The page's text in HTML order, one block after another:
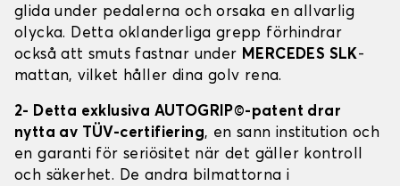
glida under pedalerna och orsaka en allvarlig
olycka. Detta oklanderliga grepp förhindrar
också att smuts fastnar under MERCEDES SLK-
mattan, vilket håller dina golv rena.
2- Detta exklusiva AUTOGRIP©-patent drar
nytta av TÜV-certifiering, en sann institution och
en garanti för seriösitet när det gäller kontroll
och säkerhet. De andra bilmattorna i